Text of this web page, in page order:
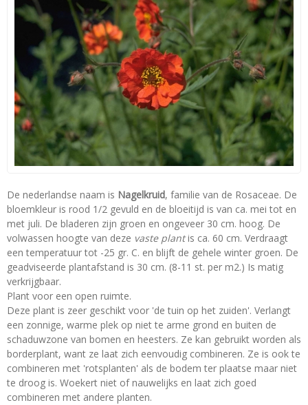
De nederlandse naam is Nagelkruid, familie van de Rosaceae. De
bloemkleur is rood 1/2 gevuld en de bloeitijd is van ca. mei tot en
met juli. De bladeren zijn groen en ongeveer 30 cm. hoog. De
volwassen hoogte van deze vaste plantis ca. 60 cm. Verdraagt
een temperatuur tot -25 gr. C. en blijft de gehele winter groen. De
geadviseerde plantafstand is 30 cm. (8-11 st. per m2.) Is matig
verkrijgbaar.
Plant voor een open ruimte.
Deze plant is zeer geschikt voor 'de tuin op het zuiden'. Verlangt
een zonnige, warme plek op niet te arme grond en buiten de
schaduwzone van bomen en heesters. Ze kan gebruikt worden als
borderplant, want ze laat zich eenvoudig combineren. Ze is ook te
combineren met 'rotsplanten' als de bodem ter plaatse maar niet
te droog is. Woekert niet of nauwelijks en laat zich goed
combineren met andere planten.